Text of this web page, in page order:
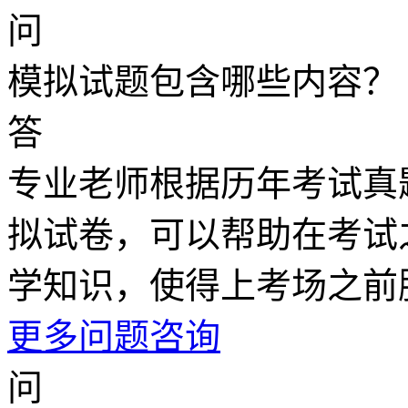
问
模拟试题包含哪些内容？
答
专业老师根据历年考试
拟试卷，可以帮助在考
学知识，使得上考场之
更多问题咨询
问